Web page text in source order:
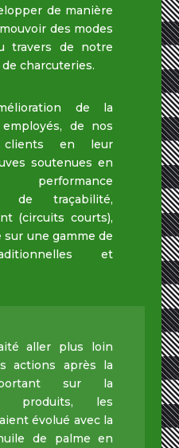
de manière
des modes
travers de notre
charcuteries.
de la
de nos
clients en leur
soutenues en
de traçabilité,
(circuits courts),
une gamme de
et
aller plus loin
actions après la
portant sur la
produits, les
évolué avec la
de palme en